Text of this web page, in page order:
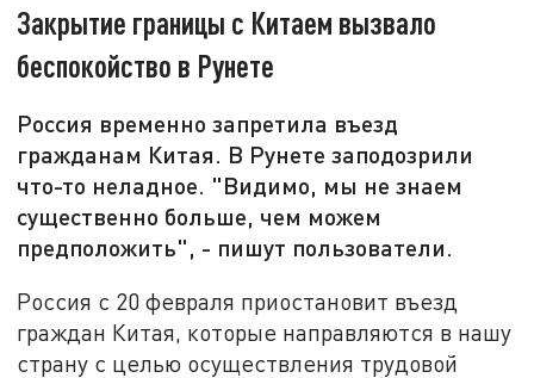
Закрытие границы с Китаем вызвало
беспокойство в Рунете
Россия временно запретила въезд
гражданам Китая. В Рунете заподозрили
что-то неладное. "Видимо, мы не знаем
существенно больше, чем можем
предположить", - пишут пользователи.
Россия с 20 февраля приостановит въезд
граждан Китая, которые направляются в нашу
страну с целью осуществления трудовой